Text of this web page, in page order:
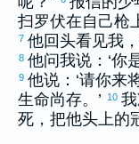
扫罗伏在自己枪
7 他回头看见我
8 他问我说：‘你
9 他说：‘请你来
生命尚存。’
10
死，把他头上的